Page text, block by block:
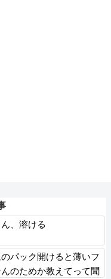
、溶ける
パック開けると薄いフ
のためか教えてって聞